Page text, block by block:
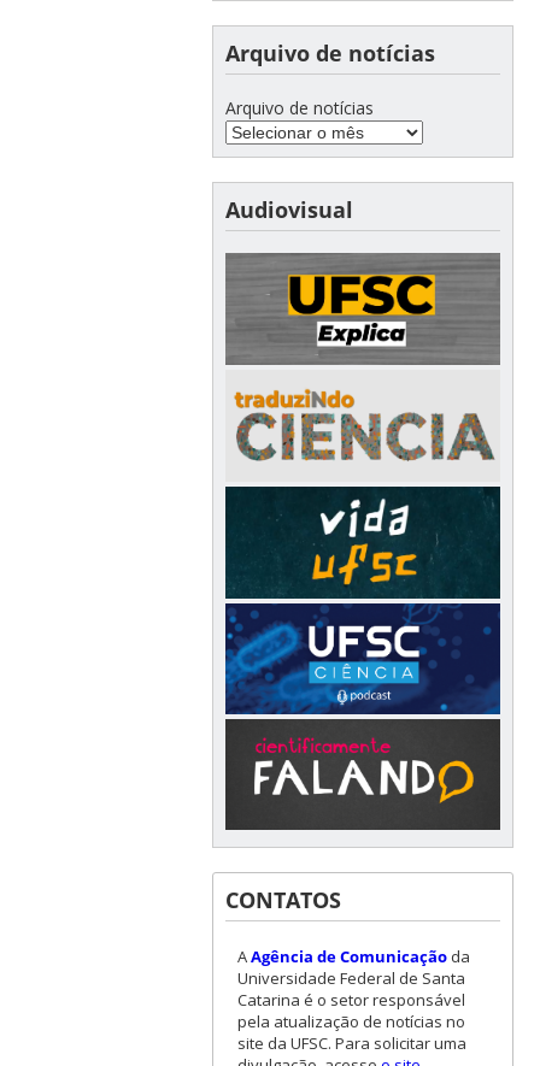
Arquivo de notícias
Arquivo de notícias
Audiovisual
CONTATOS
AAgência de Comunicaçãoda
Universidade Federal de Santa
Catarina é o setor responsável
pela atualização de notícias no
site da UFSC. Para solicitar uma